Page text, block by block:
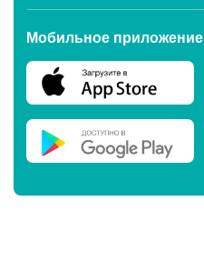
Мобильное приложение